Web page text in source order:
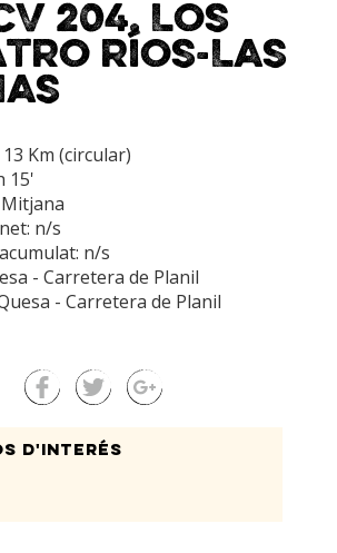
204. Los
ríos-Las
Km (circular)
15'
n/s
n/s
- Carretera de Planil
- Carretera de Planil
d'interés